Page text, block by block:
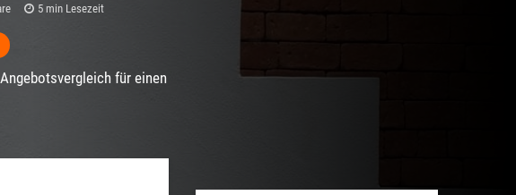
5 min Lesezeit
für einen